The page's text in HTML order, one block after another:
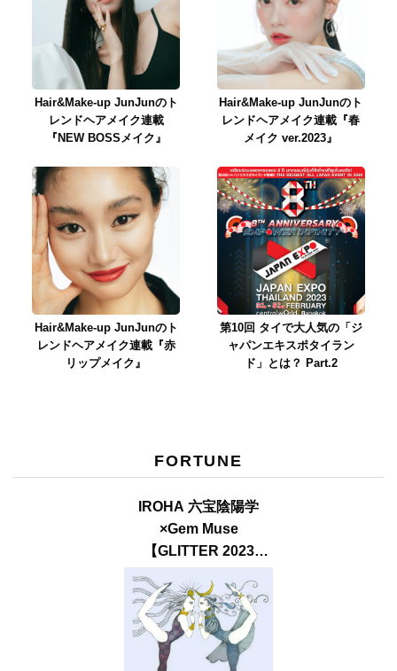
Hair&Make-up JunJunのト
レンドヘアメイク連載
『NEW BOSSメイク』
Hair&Make-up JunJunのト
レンドヘアメイク連載『春
メイク ver.2023』
Hair&Make-up JunJunのト
レンドヘアメイク連載『赤
リップメイク』
第10回 タイで大人気の「ジ
ャパンエキスポタイラン
ド」とは？ Part.2
FORTUNE
IROHA 六宝陰陽学
×Gem Muse
【GLITTER 2023
SUMMER issue】